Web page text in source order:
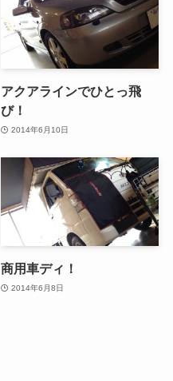
アクアラインでひとっ飛
び！
2014年6月10日
商用車ディ！
2014年6月8日